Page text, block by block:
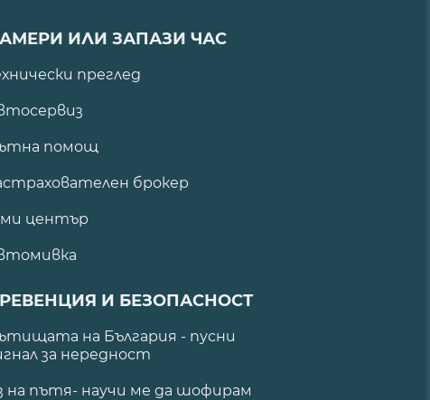
ИЛИ ЗАПАЗИ ЧАС
преглед
помощ
брокер
център
И БЕЗОПАСНОСТ
на България - пусни
за нередност
на пътя- научи ме да шофирам